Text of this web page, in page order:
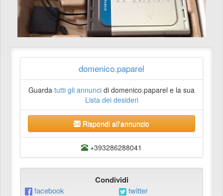
domenico.paparel
Guarda tutti gli annunci di domenico.paparel e la sua
Lista dei desideri
Rispondi all'annuncio
+393286288041
Condividi
facebook
twitter